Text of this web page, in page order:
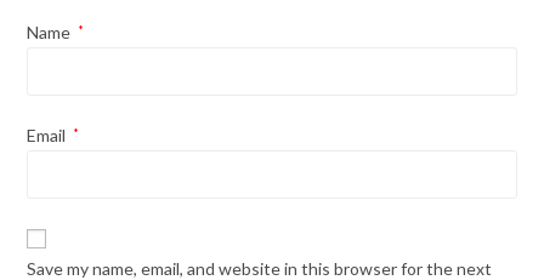
Name *
Email *
Save my name, email, and website in this browser for the next